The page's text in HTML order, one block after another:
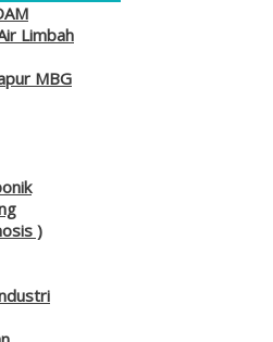
Limbah
MBG
)